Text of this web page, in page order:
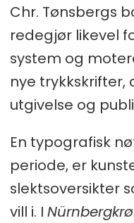
Chr. Tønsbergs
redegjør likevel
system og
nye trykkskrifter,
utgivelse og
En typografisk
periode, er
slektsoversikter
vill i. I